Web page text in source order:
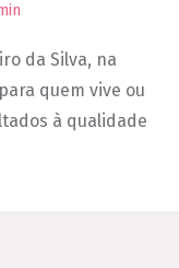
da Silva, na
quem vive ou
à qualidade